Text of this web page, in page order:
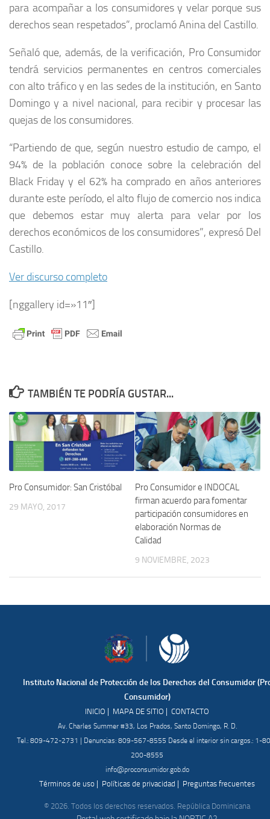
para acompañar a los consumidores y velar porque sus
derechos sean respetados”, proclamó Anina del Castillo.
Señaló que, además, de la verificación, Pro Consumidor
tendrá servicios permanentes en centros comerciales
con alto tráfico y en las sedes de la institución, en Santo
Domingo y a nivel nacional, para recibir y procesar las
quejas de los consumidores.
“Partiendo de que, según nuestro estudio de campo, el
94% de la población conoce sobre la celebración del
Black Friday y el 62% ha comprado en años anteriores
durante este período, el alto flujo de comercio nos indica
que debemos estar muy alerta para velar por los
derechos económicos de los consumidores”, expresó Del
Castillo.
Ver discurso completo
[nggallery id=»11″]
TAMBIÉN TE PODRÍA GUSTAR...
Pro Consumidor: San Cristóbal
29 MAYO, 2017
Pro Consumidor e INDOCAL
firman acuerdo para fomentar
participación consumidores en
elaboración Normas de
Calidad
9 NOVIEMBRE, 2023
Instituto Nacional de Protección de los Derechos del Consumidor
Consumidor)
INICIO | MAPA DE SITIO | CONTACTO
Av. Charles Summer #33, Los Prados, Santo Domingo, R. D.
Tel.: 809-472-2731 | Denuncias: 809-567-8555 Desde el interior sin cargos.: 1-
200-8555
info@proconsumidor.gob.do
Términos de uso | Políticas de privacidad | Preguntas frecuentes
© 2026. Todos los derechos reservados. República Dominicana